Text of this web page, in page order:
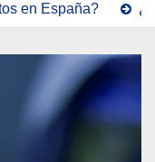
r
l
a
a
n
¿Internalizar o